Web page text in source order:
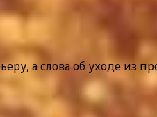
а слова об уходе из